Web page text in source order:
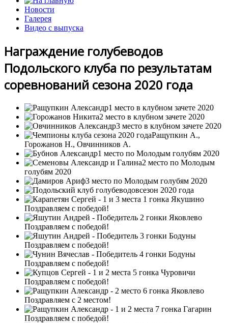
Новости
Галерея
Видео с выпуска
Награждение голубеводов
Подольского клуба по результатам
соревнований сезона 2020 года
1 место в клубном зачете 2020
2 место в клубном зачете 2020
3 место в клубном зачете 2020
Ращупкин А.,
Горожанов Н., Овчинников А.
1 место по Молодым голубям 2020
2 место по Молодым
голубям 2020
3 место по Молодым голубям 2020
сезон 2020 года
Поздравляем с победой!
Поздравляем с победой!
Поздравляем с победой!
Поздравляем с победой!
Поздравляем с победой!
Поздравляем с 2 местом!
Поздравляем с победой!